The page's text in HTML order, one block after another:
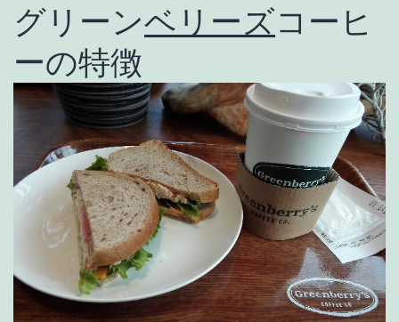
グリーンベリーズコーヒ
ーの特徴